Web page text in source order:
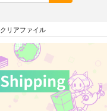
クリアファイル